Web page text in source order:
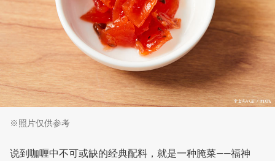
※照片仅供参考
说到咖喱中不可或缺的经典配料，就是一种腌菜——福神